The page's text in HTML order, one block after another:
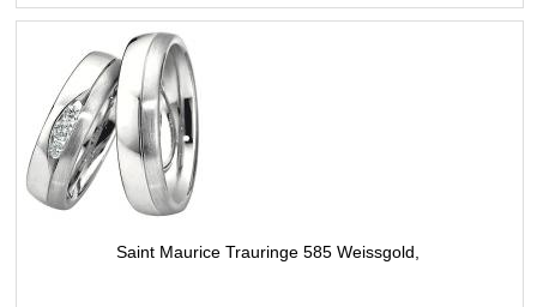
Saint Maurice Trauringe 585 Weissgold,